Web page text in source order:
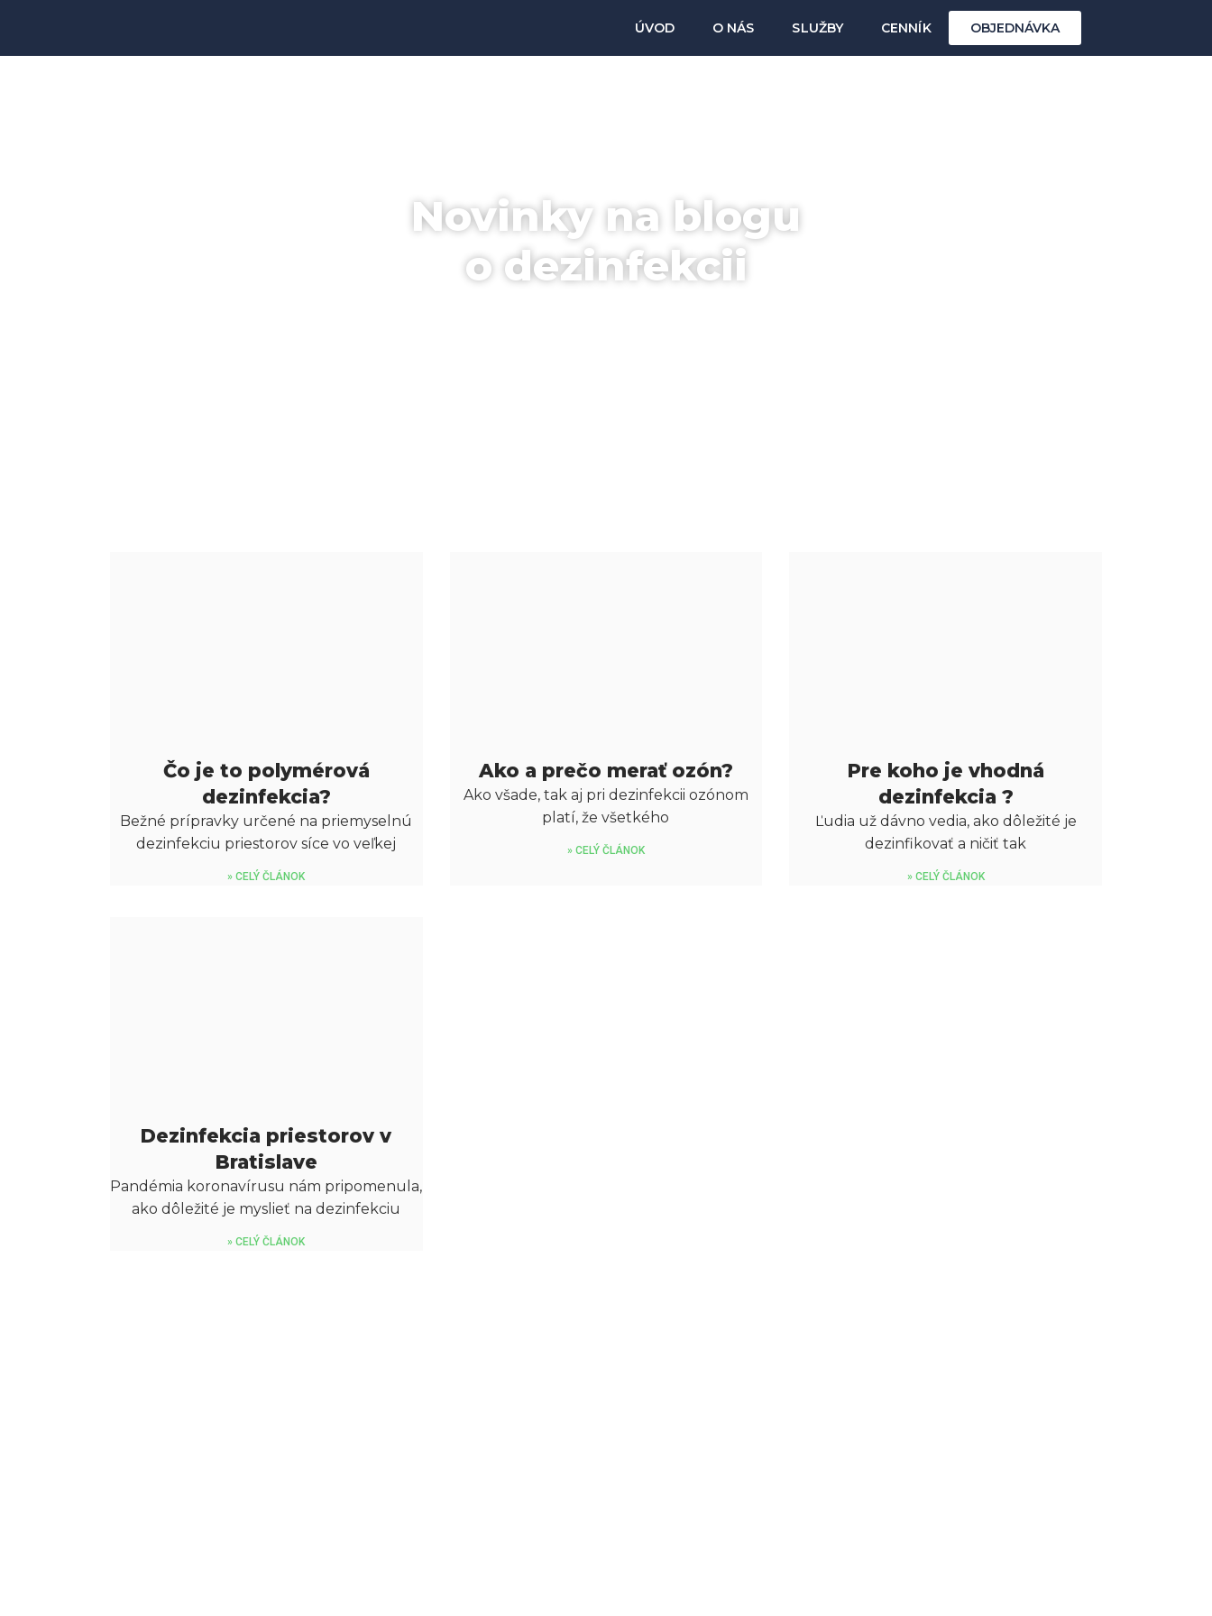
ÚVOD O NÁS SLUŽBY CENNÍK OBJEDNÁVKA
Novinky na blogu
o dezinfekcii
Čo je to polymérová
dezinfekcia?
Bežné prípravky určené na priemyselnú
dezinfekciu priestorov síce vo veľkej
» CELÝ ČLÁNOK
Ako a prečo merať ozón?
Ako všade, tak aj pri dezinfekcii ozónom
platí, že všetkého
» CELÝ ČLÁNOK
Pre koho je vhodná
dezinfekcia ?
Ľudia už dávno vedia, ako dôležité je
dezinfikovať a ničiť tak
» CELÝ ČLÁNOK
Dezinfekcia priestorov v
Bratislave
Pandémia koronavírusu nám pripomenula,
ako dôležité je myslieť na dezinfekciu
» CELÝ ČLÁNOK